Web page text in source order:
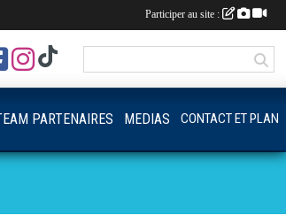
PARTENAIRES MEDIAS CONTACT ET PLAN
Participer au site :